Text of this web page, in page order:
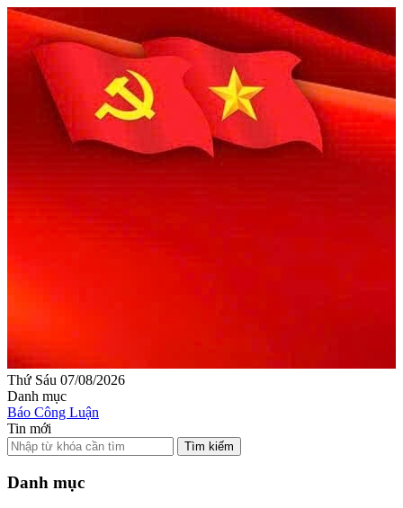
Thứ Sáu 07/08/2026
Danh mục
Báo Công Luận
Tin mới
Tìm kiếm
Danh mục